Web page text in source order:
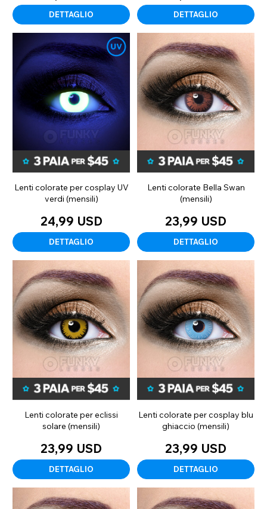
DETTAGLIO DETTAGLIO
Lenti colorate per cosplay UV
verdi (mensili)
24,99 USD
DETTAGLIO
Lenti colorate Bella Swan
(mensili)
23,99 USD
DETTAGLIO
Lenti colorate per eclissi
solare (mensili)
23,99 USD
DETTAGLIO
Lenti colorate per cosplay blu
ghiaccio (mensili)
23,99 USD
DETTAGLIO